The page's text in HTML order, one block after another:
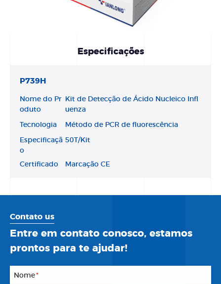
Especificações
P739H
Nome do Pr
oduto
Kit de Detecção de Ácido Nucleico Infl
uenza
Tecnologia Método de PCR de fluorescência
Especificaçã
o
50T/Kit
Certificado Marcação CE
Contato us
Entre em contato conosco, estamos
prontos para te ajudar!
Nome*